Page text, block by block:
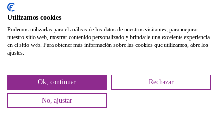
Correo electrónico
2026 © Col·legi Oficial de Psicologia de la Comunitat Valenciana.
Utilizamos cookies
Podemos utilizarlas para el análisis de los datos de nuestros visitantes, para mejorar
nuestro sitio web, mostrar contenido personalizado y brindarle una excelente experiencia
en el sitio web. Para obtener más información sobre las cookies que utilizamos, abre los
ajustes.
Ok, continuar Rechazar
No, ajustar